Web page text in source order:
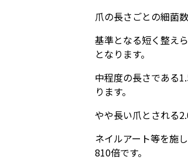
爪の長さごとの細菌
基準となる短く整え
となります。
中程度の長さである
ります。
やや長い爪とされる
ネイルアート等を施
810倍です。